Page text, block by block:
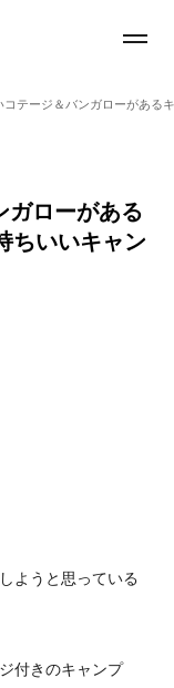
コテージ＆バンガローがある
ガローがある
ちいいキャン
ようと思っている
付きのキャンプ